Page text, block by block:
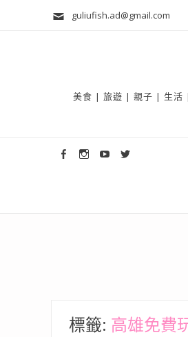
guliufish.ad@gmail.com
美食 | 旅遊 | 親子 | 生活 |
標籤: 高雄免費